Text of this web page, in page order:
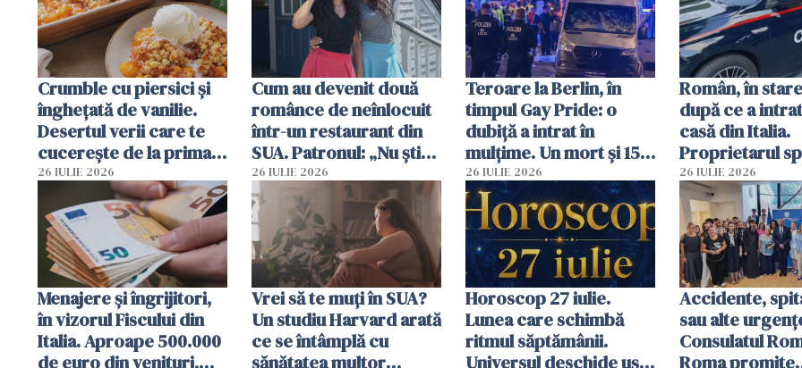
Crumble cu piersici și
înghețată de vanilie.
Desertul verii care te
cucerește de la prima
lingură
26 IULIE 2026
Cum au devenit două
românce de neînlocuit
într-un restaurant din
SUA. Patronul: „Nu știu
ce o să mă fac fără voi”
26 IULIE 2026
Teroare la Berlin, în
timpul Gay Pride: o
dubiță a intrat în
mulțime. Un mort și 15
răniți
26 IULIE 2026
Român, în
după ce a
casă din Italia.
Proprietarul
s-a apărat cu
26 IULIE 2026
Menajere și îngrijitori,
în vizorul Fiscului din
Italia. Aproape 500.000
de euro din venituri,
Vrei să te muți în SUA?
Un studiu Harvard arată
ce se întâmplă cu
sănătatea multor
Horoscop 27 iulie.
Lunea care schimbă
ritmul săptămânii.
Universul deschide uși
Accidente,
sau alte
Consulatul
Roma promite